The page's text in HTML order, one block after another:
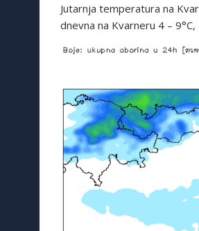
Jutarnja temperatura na
dnevna na Kvarneru 4 –